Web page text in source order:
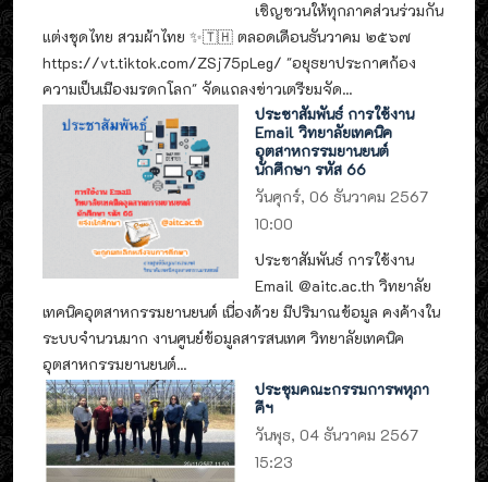
เชิญชวนให้ทุกภาคส่วนร่วมกัน
แต่งชุดไทย สวมผ้าไทย ✨🇹🇭 ตลอดเดือนธันวาคม ๒๕๖๗
https://vt.tiktok.com/ZSj75pLeg/ "อยุธยาประกาศก้อง
ความเป็นเมืองมรดกโลก" จัดแถลงข่าวเตรียมจัด...
ประชาสัมพันธ์ การใช้งาน
Email วิทยาลัยเทคนิค
อุตสาหกรรมยานยนต์
นักศึกษา รหัส 66
วันศุกร์, 06 ธันวาคม 2567
10:00
ประชาสัมพันธ์ การใช้งาน
Email @aitc.ac.th วิทยาลัย
เทคนิคอุตสาหกรรมยานยนต์ เนื่องด้วย มีปริมาณข้อมูล คงค้างใน
ระบบจำนวนมาก งานศูนย์ข้อมูลสารสนเทศ วิทยาลัยเทคนิค
อุตสาหกรรมยานยนต์...
ประชุมคณะกรรมการพหุภา
คีฯ
วันพุธ, 04 ธันวาคม 2567
15:23